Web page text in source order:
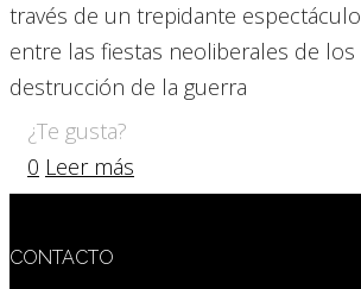
través de un trepidante
entre las fiestas neoliberales de los
destrucción de la guerra
¿Te gusta?
0 Leer más
CONTACTO